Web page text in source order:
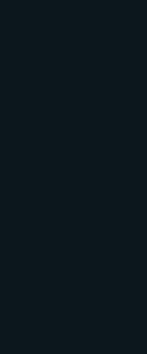
Schäden infolge
5. 2001 bei
erzeugte
Kentern
der KI.
für eine
wie vor besteht
im
Eigner von
(vgl. dazu Senat
zivilrechtliche
pflichtwidriges
Kentern von MY
fest.
ihre
und
oder in Fahrt
oder an